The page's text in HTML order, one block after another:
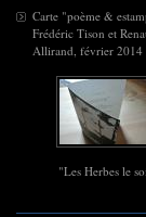
Carte "poème &
Frédéric Tison et
Allirand, février 2014
"Les Herbes le